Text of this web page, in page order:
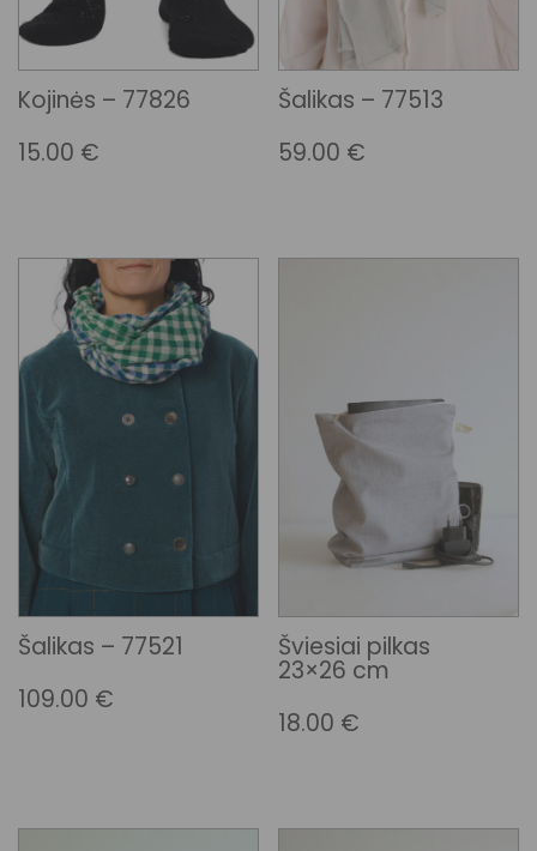
Kojinės – 77826
15.00 €
Šalikas – 77513
59.00 €
Šalikas – 77521
109.00 €
Šviesiai pilkas
23×26 cm
18.00 €